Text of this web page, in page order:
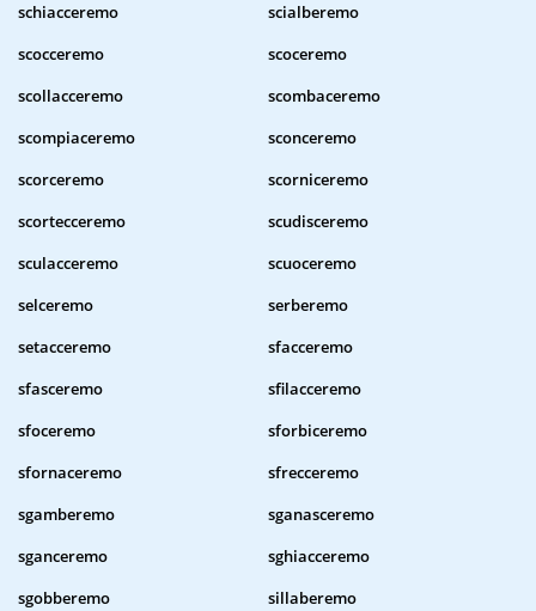
schiacceremo
scialberemo
scocceremo
scoceremo
scollacceremo
scombaceremo
scompiaceremo
sconceremo
scorceremo
scorniceremo
scortecceremo
scudisceremo
sculacceremo
scuoceremo
selceremo
serberemo
setacceremo
sfacceremo
sfasceremo
sfilacceremo
sfoceremo
sforbiceremo
sfornaceremo
sfrecceremo
sgamberemo
sganasceremo
sganceremo
sghiacceremo
sgobberemo
sillaberemo